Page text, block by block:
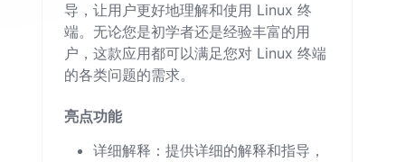
导，让用户更好地理解和使用 Linux 终
端。无论您是初学者还是经验丰富的用
户，这款应用都可以满足您对 Linux 终端
的各类问题的需求。
亮点功能
详细解释：提供详细的解释和指导，